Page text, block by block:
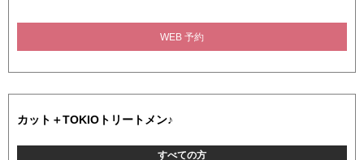
WEB 予約
カット＋TOKIOトリートメン♪
すべての方